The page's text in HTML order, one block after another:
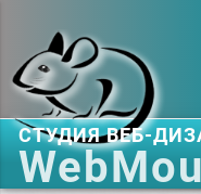
СТУДИЯ ВЕБ-